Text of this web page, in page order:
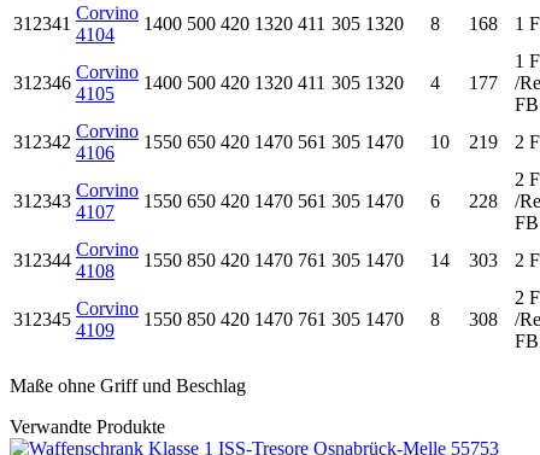
312341
Corvino
4104
1400 500 420 1320 411 305 1320 8 168 1
312346
Corvino
4105
1400 500 420 1320 411 305 1320 4 177
1
/
FB
312342
Corvino
4106
1550 650 420 1470 561 305 1470 10 219 2
312343
Corvino
4107
1550 650 420 1470 561 305 1470 6 228
2
/
FB
312344
Corvino
4108
1550 850 420 1470 761 305 1470 14 303 2
312345
Corvino
4109
1550 850 420 1470 761 305 1470 8 308
2
/
FB
Maße ohne Griff und Beschlag
Verwandte Produkte